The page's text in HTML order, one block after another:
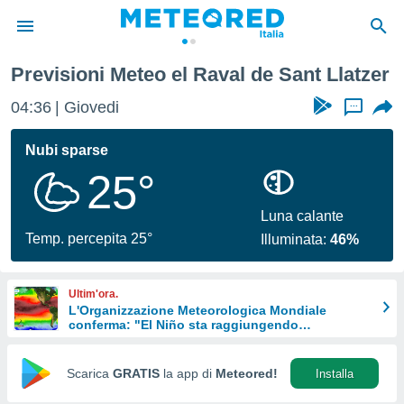
di
per
le
di
Web
Previsioni Meteo el Raval de Sant Llatzer
04:36 Giovedi ...
Nubi sparse
25°
Temp. percepita 25°
Luna calante
Illuminata:46%
Ultim'ora.
L'Organizzazione Meteorologica Mondiale
conferma: "El Niño sta raggiungendo
Scarica GRATIS la app di Meteored! Installa